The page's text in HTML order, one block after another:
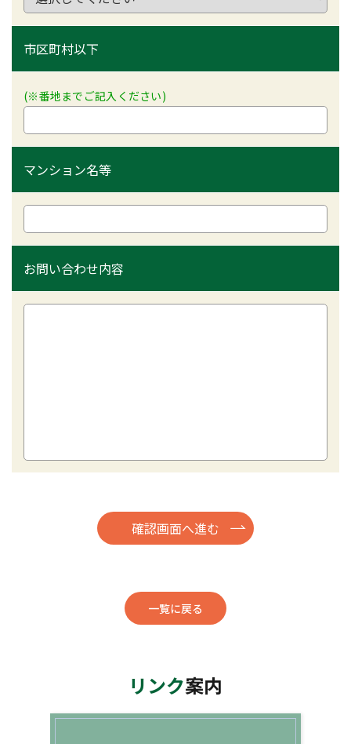
市区町村以下
(※番地までご記入ください)
マンション名等
お問い合わせ内容
一覧に戻る
リンク案内